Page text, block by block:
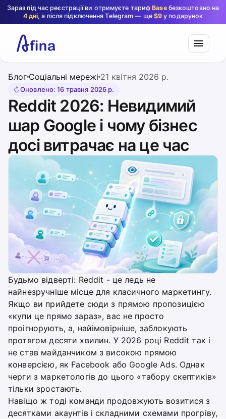
Зараз під час реєстрації ви отримуєте тарифBaseбезкоштовно на
4 дні, а після підключення Telegram — ще $9 у подарунок
Блог Соціальні мережі 21 квітня 2026 р.
Оновлено:16 травня 2026 р.
Reddit 2026: Невидимий
шар Google і чому бізнес
досі витрачає на це час
Будьмо відверті: Reddit - це ледь не
найнезручніше місце для класичного маркетингу.
Якщо ви прийдете сюди з прямою пропозицією
«купи це прямо зараз», вас не просто
проігнорують, а, найімовірніше, заблокують
протягом десяти хвилин. У 2026 році Reddit так і
не став майданчиком з високою прямою
конверсією, як Facebook або Google Ads. Однак
черги з маркетологів до цього «табору скептиків»
тільки зростають.
Навіщо ж тоді команди продовжують возитися з
десятками акаунтів і складними схемами прогріву,